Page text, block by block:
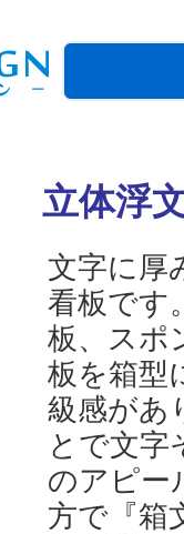
立体浮
文字に厚
看板です
板、スポ
板を箱型
級感があ
とで文字
のアピー
方で『箱